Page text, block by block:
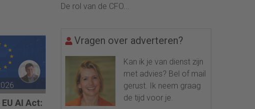
AI Act:
De rol van de CFO...
Vragen over adverteren?
Kan ik je van dienst zijn
met advies? Bel of mail
gerust. Ik neem graag
de tijd voor je.